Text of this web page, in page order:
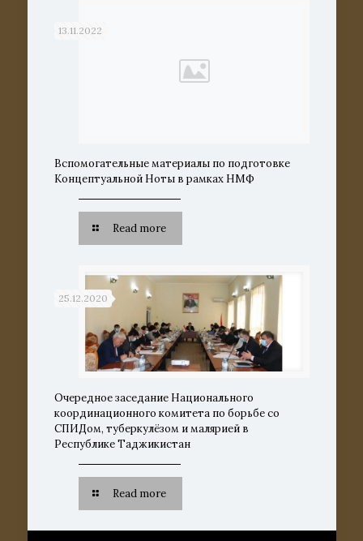
13.11.2022
Вспомогательные материалы по подготовке
Концептуальной Ноты в рамках НМФ
Read more
25.12.2020
Очередное заседание Национального
координационного комитета по борьбе со
СПИДом, туберкулёзом и малярией в
Республике Таджикистан
Read more